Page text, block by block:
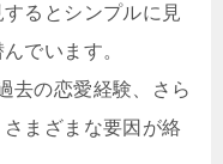
るとシンプルに見
でいます。
去の恋愛経験、さら
まざまな要因が絡